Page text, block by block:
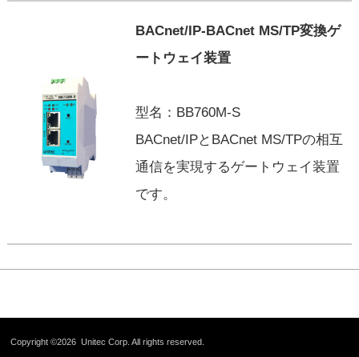
BACnet/IP-BACnet MS/TP変換ゲ
ートウェイ装置
型名：BB760M-S
BACnet/IPとBACnet MS/TPの相互
通信を実現するゲートウェイ装置
です。
Copyright ©2026Unitec Corp. All rights reserved.